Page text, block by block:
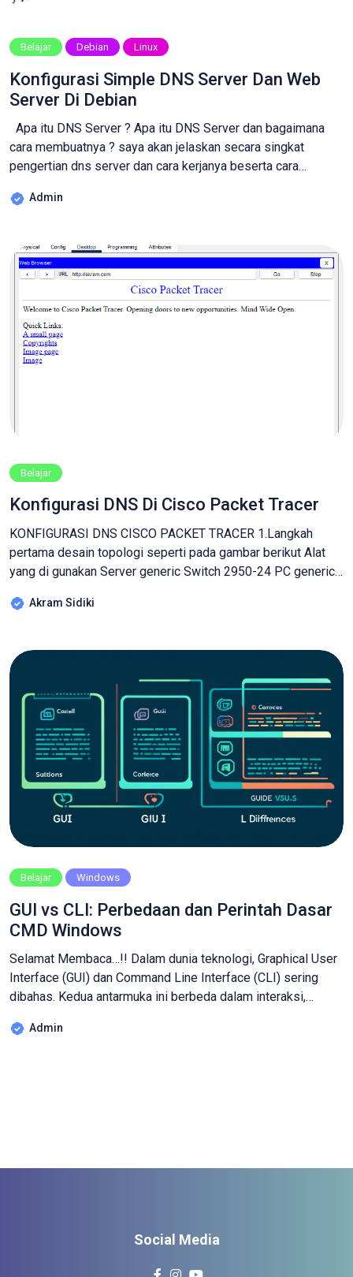
Belajar Debian Linux
Konfigurasi Simple DNS Server Dan Web
Server Di Debian
Apa itu DNS Server ? Apa itu DNS Server dan bagaimana
cara membuatnya ? saya akan jelaskan secara singkat
pengertian dns server dan cara kerjanya beserta cara
Cara Kerja DNS Server Pengertian DNS Server DNS atau
dikembangkan untuk mengelola penamaan […]
Admin
Belajar
Konfigurasi DNS Di Cisco Packet Tracer
KONFIGURASI DNS CISCO PACKET TRACER 1.Langkah
pertama desain topologi seperti pada gambar berikut Alat
yang di gunakan Server generic Switch 2950-24 PC generic
computer server dengan masuk ke menu server , caranya klik
gambar berikut 3.Selanjutnya setting DNS
server.Konfigurasinya juga dilakukan […]
Akram Sidiki
Belajar Windows
GUI vs CLI: Perbedaan dan Perintah Dasar
CMD Windows
Selamat Membaca…!! Dalam dunia teknologi, Graphical User
Interface (GUI) dan Command Line Interface (CLI) sering
dibahas. Kedua antarmuka ini berbeda dalam interaksi,
perbedaan GUI dan CLI dan perintah dasar CMD Windows
Admin
Social Media